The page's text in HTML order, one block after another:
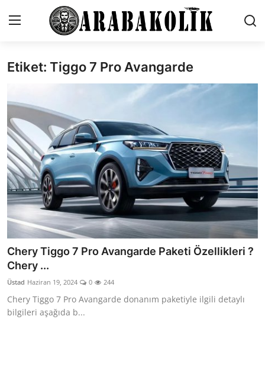
İletişim
Genel
Karşılaştırmalar
Testler
Markalar
Motosiklet
Öneriler
Paketler
Yağlar
Oto Bilgi
Etiket: Tiggo 7 Pro Avangarde
Chery Tiggo 7 Pro Avangarde Paketi Özellikleri ?
Chery ...
Üstad Haziran 19, 2024 0 244
Chery Tiggo 7 Pro Avangarde donanım paketiyle ilgili detaylı
bilgileri aşağıda b...